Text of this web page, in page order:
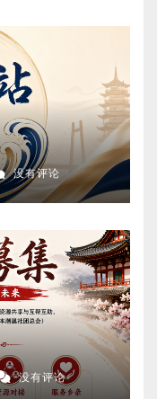
没有评论
没有评论